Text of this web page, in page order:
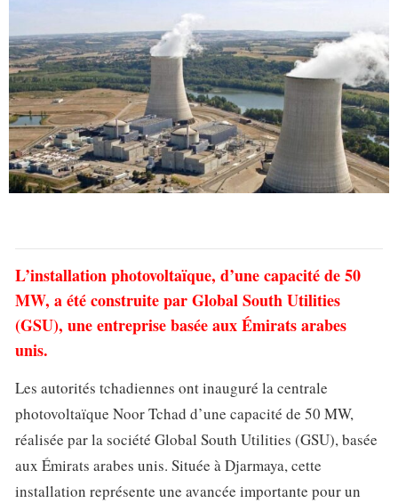
L’installation photovoltaïque, d’une capacité de 50
MW, a été construite par Global South Utilities
(GSU), une entreprise basée aux Émirats arabes
unis.
Les autorités tchadiennes ont inauguré la centrale
photovoltaïque Noor Tchad d’une capacité de 50 MW,
réalisée par la société Global South Utilities (GSU), basée
aux Émirats arabes unis. Située à Djarmaya, cette
installation représente une avancée importante pour un